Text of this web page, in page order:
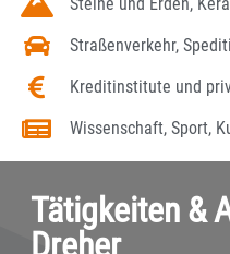
Straßenverkehr,
Kreditinstitute und
Wissenschaft, Sport,
Tätigkeiten &
Dreher